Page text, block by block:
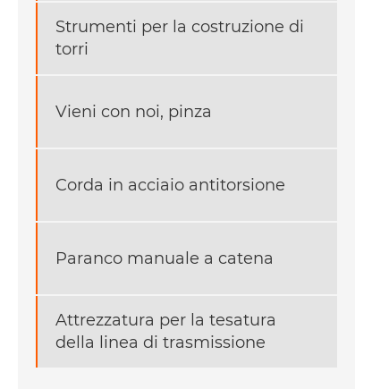
Strumenti per la costruzione di
torri
Vieni con noi, pinza
Corda in acciaio antitorsione
Paranco manuale a catena
Attrezzatura per la tesatura
della linea di trasmissione